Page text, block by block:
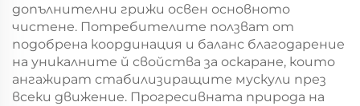
допълнителни грижи освен основното
чистене. Потребителите ползват от
подобрена координация и баланс благодарение
на уникалните й свойства за оскаране, които
ангажират стабилизиращите мускули през
всеки движение. Прогресивната природа на